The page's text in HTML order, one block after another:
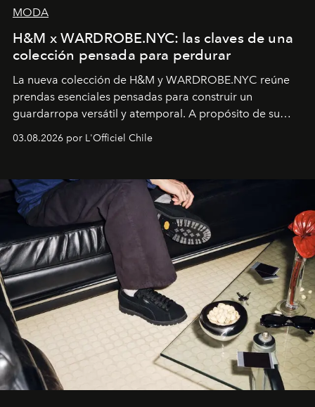
MODA
H&M x WARDROBE.NYC: las claves de una
colección pensada para perdurar
La nueva colección de H&M y WARDROBE.NYC reúne
prendas esenciales pensadas para construir un
guardarropa versátil y atemporal. A propósito de su
lanzamiento, los fundadores de la firma neoyorquina y
la asesora creativa y jefa de diseño global de la marca
y la filosofía detrás de la propuesta.
03.08.2026 por L'Officiel Chile